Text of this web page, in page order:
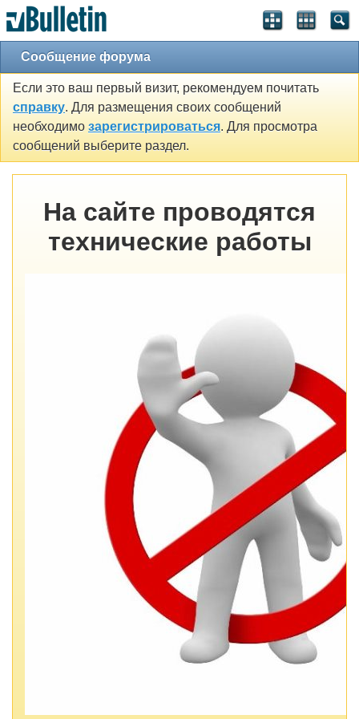
Сообщение форума
Если это ваш первый визит, рекомендуем почитать
справку. Для размещения своих сообщений
необходимо зарегистрироваться. Для просмотра
сообщений выберите раздел.
На сайте проводятся
технические работы